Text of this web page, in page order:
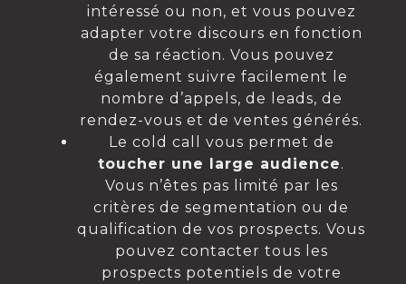
intéressé ou non, et vous pouvez
adapter votre discours en fonction
de sa réaction. Vous pouvez
également suivre facilement le
nombre d’appels, de leads, de
rendez-vous et de ventes générés.
Le cold call vous permet de
toucher une large audience.
Vous n’êtes pas limité par les
critères de segmentation ou de
qualification de vos prospects. Vous
pouvez contacter tous les
prospects potentiels de votre